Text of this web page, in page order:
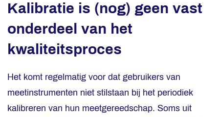
Kalibratie is (nog) geen vast
onderdeel van het
kwaliteitsproces
Het komt regelmatig voor dat gebruikers van
meetinstrumenten niet stilstaan bij het periodiek
kalibreren van hun meetgereedschap. Soms uit